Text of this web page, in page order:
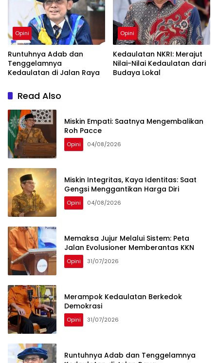
Opini
Runtuhnya Adab dan
Tenggelamnya
Kedaulatan di Jalan Raya
Opini
Kedaulatan NKRI: Merajut
Nilai-Nilai Kedaulatan dari
Budaya Lokal
Read Also
Miskin Empati: Saatnya Mengembalikan
Roh Pacce
Opini 04/08/2026
Miskin Integritas, Kaya Identitas: Saat
Gengsi Menggantikan Harga Diri
Opini 04/08/2026
Memaksa Jujur Melalui Sistem: Peta
Jalan Evolusioner Memberantas KKN
Opini 31/07/2026
Merampok Kedaulatan Berkedok
Demokrasi
Opini 31/07/2026
Runtuhnya Adab dan Tenggelamnya